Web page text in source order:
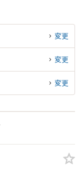
変更
変更
変更